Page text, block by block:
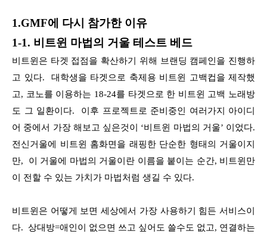
1.GMF에 다시 참가한 이유
1-1. 비트윈 마법의 거울 테스트 베드
비트윈은 타겟 접점을 확산하기 위해 브랜딩 캠페인을 진행하
고 있다. 대학생을 타겟으로 축제용 비트윈 고백컵을 제작했
고, 코노를 이용하는 18-24를 타겟으로 한 비트윈 고백 노래방
도 그 일환이다. 이후 프로젝트로 준비중인 여러가지 아이디
어 중에서 가장 해보고 싶은것이 ‘비트윈 마법의 거울’ 이었다.
전신거울에 비트윈 홈화면을 래핑한 단순한 형태의 거울이지
만, 이 거울에 마법의 거울이란 이름을 붙이는 순간, 비트윈만
이 전할 수 있는 가치가 마법처럼 생길 수 있다.
비트윈은 어떻게 보면 세상에서 가장 사용하기 힘든 서비스이
다. 상대방=애인이 없으면 쓰고 싶어도 쓸수도 없고, 연결하는